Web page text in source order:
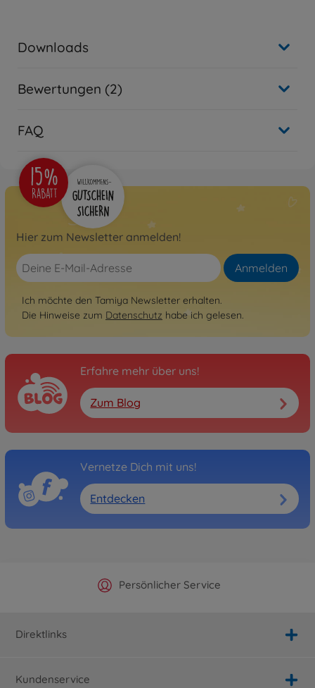
Downloads
Bewertungen (2)
FAQ
Hier zum Newsletter anmelden!
Anmelden
Ich möchte den Tamiya Newsletter erhalten.
Die Hinweise zum Datenschutz habe ich gelesen.
Erfahre mehr über uns!
Zum Blog
Vernetze Dich mit uns!
Entdecken
Offizieller Hersteller Shop
Persönlicher Service
Versandkostenfrei ab 25€
Schnelle Lieferung
Direktlinks
Kundenservice